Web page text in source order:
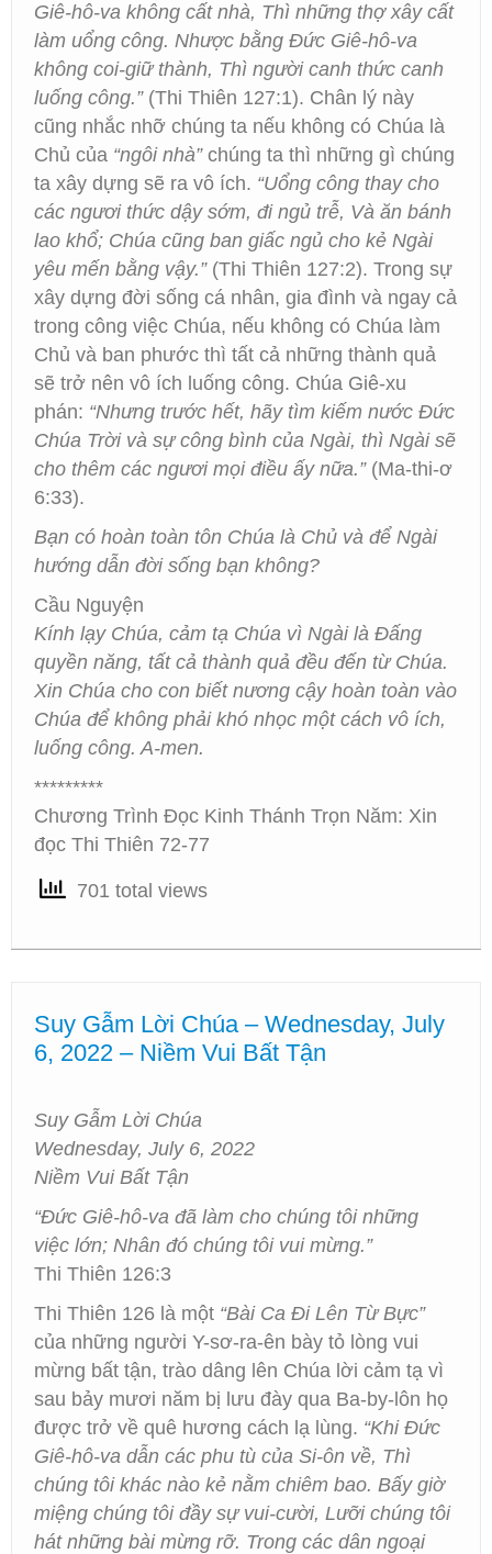
Giê-hô-va không cất nhà, Thì những thợ xây cất
làm uổng công. Nhược bằng Đức Giê-hô-va
không coi-giữ thành, Thì người canh thức canh
luống công.” (Thi Thiên 127:1). Chân lý này
cũng nhắc nhỡ chúng ta nếu không có Chúa là
Chủ của “ngôi nhà”chúng ta thì những gì chúng
ta xây dựng sẽ ra vô ích. “Uổng công thay cho
các ngươi thức dậy sớm, đi ngủ trễ, Và ăn bánh
lao khổ; Chúa cũng ban giấc ngủ cho kẻ Ngài
yêu mến bằng vậy.”(Thi Thiên 127:2). Trong sự
xây dựng đời sống cá nhân, gia đình và ngay cả
trong công việc Chúa, nếu không có Chúa làm
Chủ và ban phước thì tất cả những thành quả
sẽ trở nên vô ích luống công. Chúa Giê-xu
phán: “Nhưng trước hết, hãy tìm kiếm nước Đức
Chúa Trời và sự công bình của Ngài, thì Ngài sẽ
cho thêm các ngươi mọi điều ấy nữa.”(Ma-thi-ơ
6:33).
Bạn có hoàn toàn tôn Chúa là Chủ và để Ngài
hướng dẫn đời sống bạn không?
Cầu Nguyện
Kính lạy Chúa, cảm tạ Chúa vì Ngài là Đấng
quyền năng, tất cả thành quả đều đến từ Chúa.
Xin Chúa cho con biết nương cậy hoàn toàn vào
Chúa để không phải khó nhọc một cách vô ích,
luống công. A-men.
*********
Chương Trình Đọc Kinh Thánh Trọn Năm: Xin
đọc Thi Thiên 72-77
701 total views
Suy Gẫm Lời Chúa – Wednesday, July
6, 2022 – Niềm Vui Bất Tận
Suy Gẫm Lời Chúa
Wednesday, July 6, 2022
Niềm Vui Bất Tận
“Đức Giê-hô-va đã làm cho chúng tôi những
việc lớn; Nhân đó chúng tôi vui mừng.”
Thi Thiên 126:3
Thi Thiên 126 là một “Bài Ca Đi Lên Từ Bực”
của những người Y-sơ-ra-ên bày tỏ lòng vui
mừng bất tận, trào dâng lên Chúa lời cảm tạ vì
sau bảy mươi năm bị lưu đày qua Ba-by-lôn họ
được trở về quê hương cách lạ lùng. “Khi Đức
Giê-hô-va dẫn các phu tù của Si-ôn về, Thì
chúng tôi khác nào kẻ nằm chiêm bao. Bấy giờ
miệng chúng tôi đầy sự vui-cười, Lưỡi chúng tôi
hát những bài mừng rỡ. Trong các dân ngoại